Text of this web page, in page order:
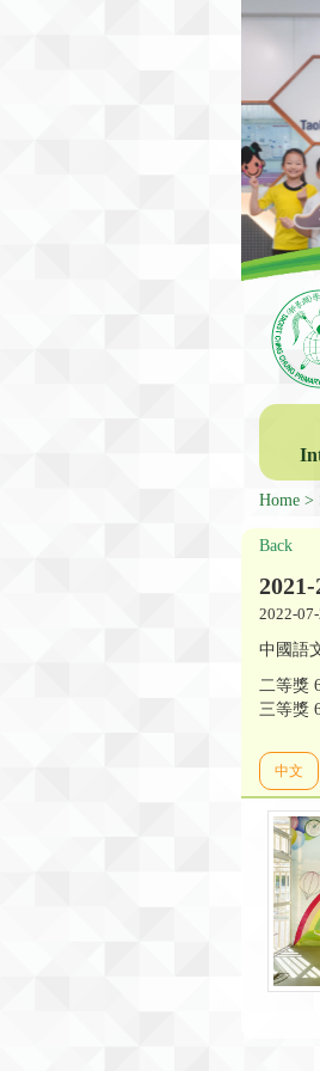
Home
Back
2022-
中國語
二等獎
三等獎
中文